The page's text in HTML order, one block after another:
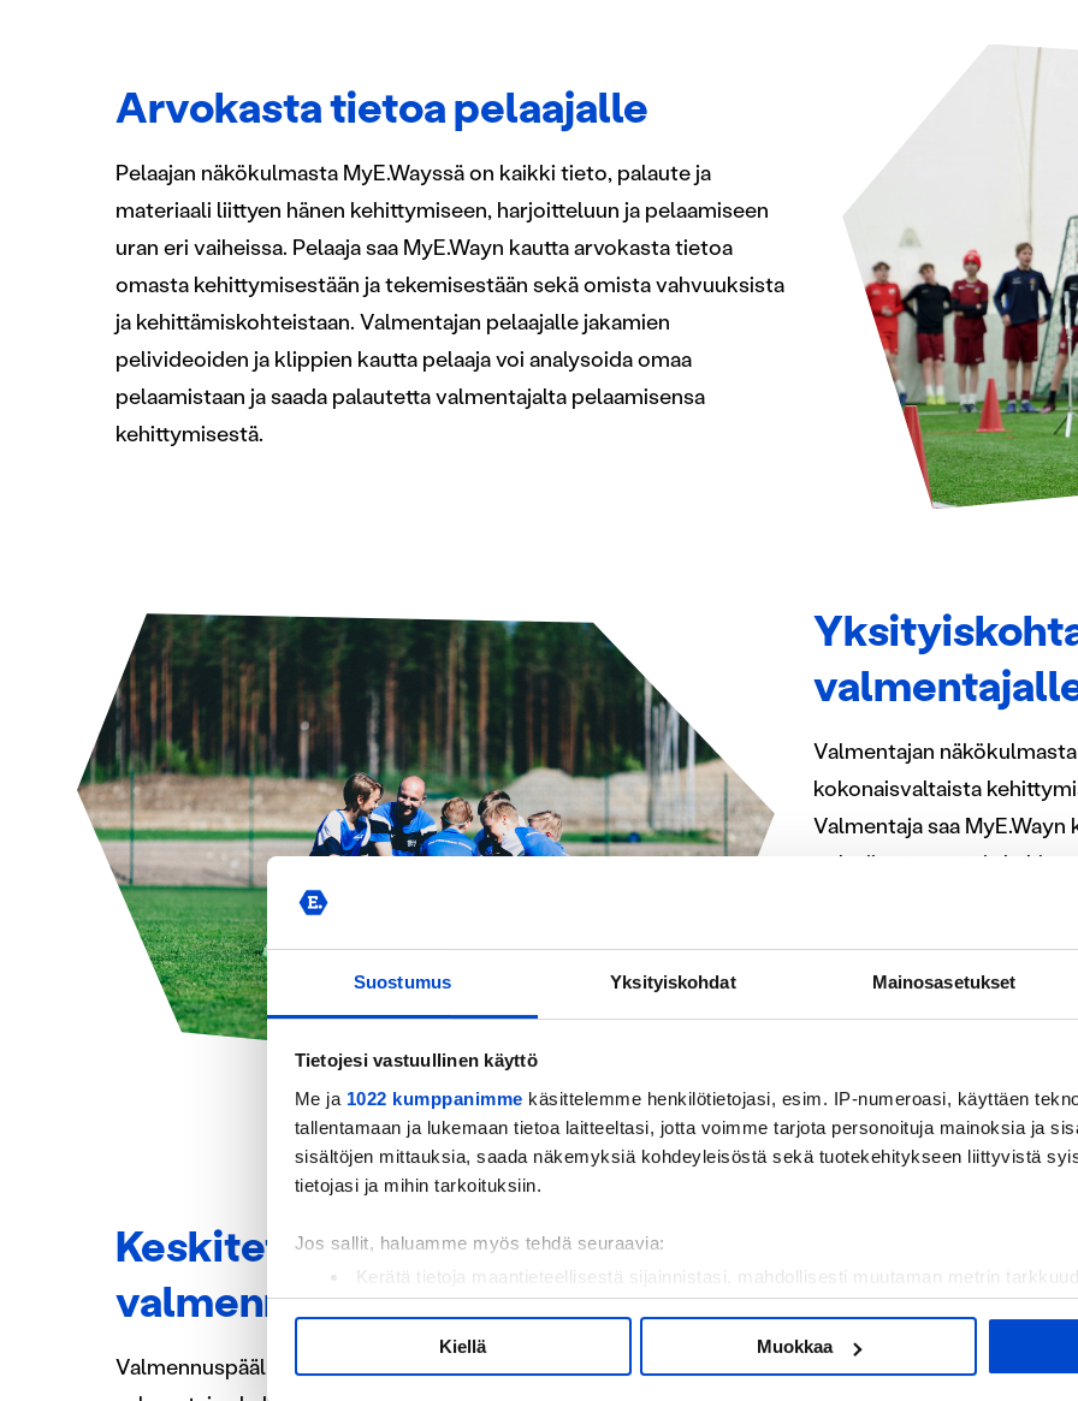
Suostumus Yksityiskohdat Mainosasetukset
Tietojesi vastuullinen käyttö
Me ja 1022 kumppanimme käsittelemme henkilötietojasi, esim. IP-numeroasi, käyttäen
tallentamaan ja lukemaan tietoa laitteeltasi, jotta voimme tarjota personoituja mainoksia ja
sisältöjen mittauksia, saada näkemyksiä kohdeyleisöstä sekä tuotekehitykseen liittyvistä
tietojasi ja mihin tarkoituksiin.
Jos sallit, haluamme myös tehdä seuraavia:
Kerätä tietoja maantieteellisestä sijainnistasi, mahdollisesti muutaman metrin
Tunnistaa laitteesi skannaamalla sen ominaispiirteitä aktiivisesti (sormenjäljen
Lue lisää siitä, miten henkilötietojasi käsitellään ja miten voit määrittää asetuksesi
suostumustasi tai peruuttaa sen milloin vain evästeilmoituksessa.
Kiellä Muokkaa
Arvokasta tietoa pelaajalle
Pelaajan näkökulmasta MyE.Wayssä on kaikki tieto, palaute ja
materiaali liittyen hänen kehittymiseen, harjoitteluun ja pelaamiseen
uran eri vaiheissa. Pelaaja saa MyE.Wayn kautta arvokasta tietoa
omasta kehittymisestään ja tekemisestään sekä omista vahvuuksista
ja kehittämiskohteistaan. Valmentajan pelaajalle jakamien
pelivideoiden ja klippien kautta pelaaja voi analysoida omaa
pelaamistaan ja saada palautetta valmentajalta pelaamisensa
kehittymisestä.
Valmentajan
kokonaisvaltaista
Valmentaja saa
pelaajien tasosta ja
MyE.Way:hin valmentaja
joukkueensa harjoittelun
valmentaja voi
MyE.Way:ssä. Lisäksi
Keskitetysti tietoa
valmennuspäällikölle
Valmennuspäällikön näkökulmasta MyE.Way on työkalu tukea